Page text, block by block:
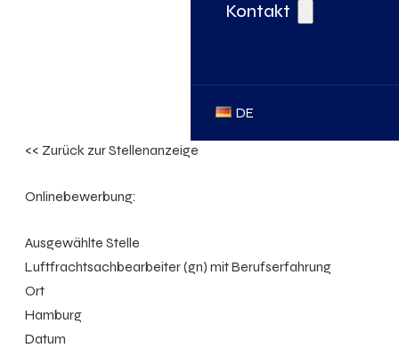
Kontakt
DE
<< Zurück zur Stellenanzeige
Onlinebewerbung:
Ausgewählte Stelle
Luftfrachtsachbearbeiter (gn) mit Berufserfahrung
Ort
Hamburg
Datum